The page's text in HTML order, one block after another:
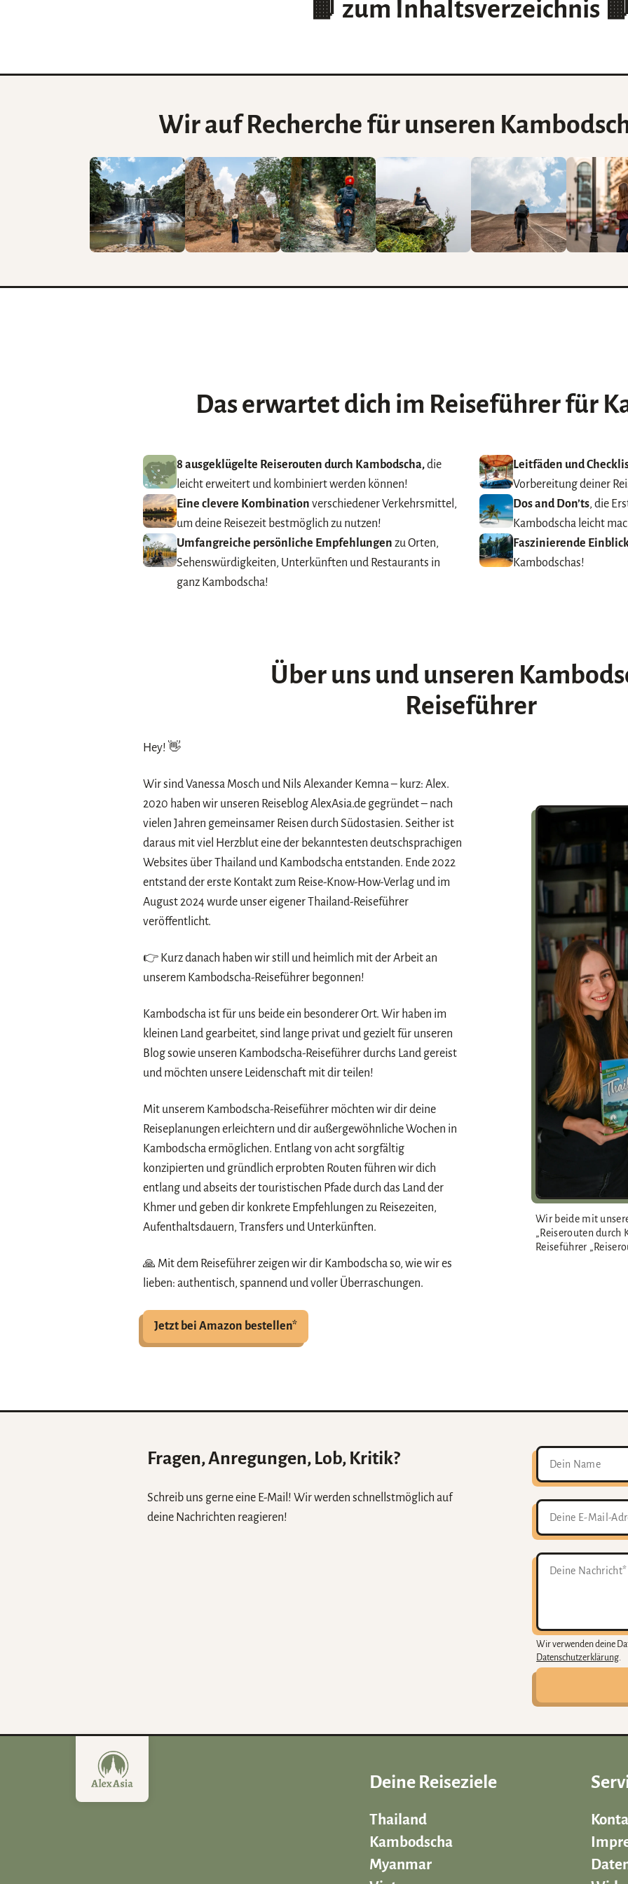
📙 zum Inhaltsverzeichnis
Wir auf Recherche für unseren
Das erwartet dich im Reiseführer für
8 ausgeklügelte Reiserouten durch Kambodscha,die
leicht erweitert und kombiniert werden können!
Leitfäden und
Vorbereitung deiner
Eine clevere Kombination verschiedener Verkehrsmittel,
um deine Reisezeit bestmöglich zu nutzen!
Dos and Don’ts, die
Kambodscha leicht
Umfangreiche persönliche Empfehlungen zu Orten,
Sehenswürdigkeiten, Unterkünften und Restaurants in
ganz Kambodscha!
Faszinierende
Kambodschas!
Über uns und unseren
Reiseführer
Hey! 👋
Wir sind Vanessa Mosch und Nils Alexander Kemna – kurz: Alex.
2020 haben wir unseren Reiseblog AlexAsia.de gegründet – nach
vielen Jahren gemeinsamer Reisen durch Südostasien. Seither ist
daraus mit viel Herzblut eine der bekanntesten deutschsprachigen
Websites über Thailand und Kambodscha entstanden. Ende 2022
entstand der erste Kontakt zum Reise-Know-How-Verlag und im
August 2024 wurde unser eigener Thailand-Reiseführer
veröffentlicht.
👉 Kurz danach haben wir still und heimlich mit der Arbeit an
unserem Kambodscha-Reiseführer begonnen!
Kambodscha ist für uns beide ein besonderer Ort. Wir haben im
kleinen Land gearbeitet, sind lange privat und gezielt für unseren
Blog sowie unseren Kambodscha-Reiseführer durchs Land gereist
und möchten unsere Leidenschaft mit dir teilen!
Mit unserem Kambodscha-Reiseführer möchten wir dir deine
Reiseplanungen erleichtern und dir außergewöhnliche Wochen in
Kambodscha ermöglichen. Entlang von acht sorgfältig
konzipierten und gründlich erprobten Routen führen wir dich
entlang und abseits der touristischen Pfade durch das Land der
Khmer und geben dir konkrete Empfehlungen zu Reisezeiten,
Aufenthaltsdauern, Transfers und Unterkünften.
🙏 Mit dem Reiseführer zeigen wir dir Kambodscha so, wie wir es
lieben: authentisch, spannend und voller Überraschungen.
Wir beide mit
„Reiserouten durch
Reiseführer
Jetzt bei Amazon bestellen*
Fragen, Anregungen, Lob, Kritik?
Schreib uns gerne eine E-Mail! Wir werden schnellstmöglich auf
deine Nachrichten reagieren!
Wir verwenden deine
Datenschutzerklärung.
Deine Reiseziele
Thailand
Kambodscha
Myanmar